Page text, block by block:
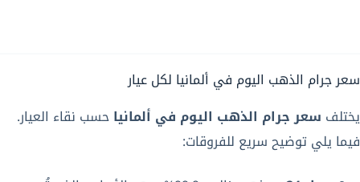
سعر جرام الذهب اليوم في ألمانيا لكل عيار
يختلف سعر جرام الذهب اليوم في ألمانياحسب نقاء العيار.
فيما يلي توضيح سريع للفروقات: